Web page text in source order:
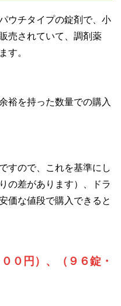
ウチタイプの錠剤で、小
売されていて、調剤薬
す。
裕を持った数量での購入
すので、これを基準にし
の差があります）、ドラ
価な値段で購入できると
０円）、（９６錠・